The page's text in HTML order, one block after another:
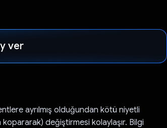
ver
ayrılmış olduğundan kötü niyetli
kopararak) değiştirmesi kolaylaşır. Bilgi